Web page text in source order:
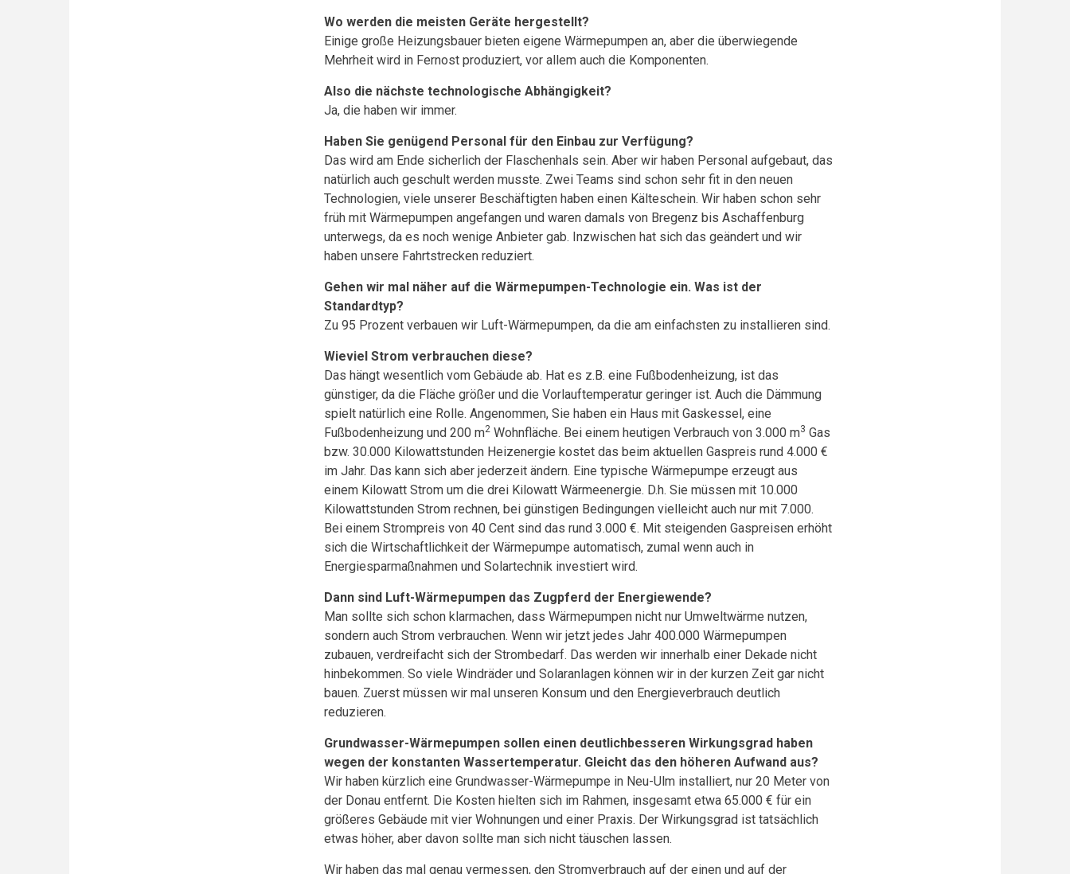
Wo werden die meisten Geräte hergestellt?
Einige große Heizungsbauer bieten eigene Wärmepumpen an, aber die überwiegende
Mehrheit wird in Fernost produziert, vor allem auch die Komponenten.
Also die nächste technologische Abhängigkeit?
Ja, die haben wir immer.
Haben Sie genügend Personal für den Einbau zur Verfügung?
Das wird am Ende sicherlich der Flaschenhals sein. Aber wir haben Personal aufgebaut, das
natürlich auch geschult werden musste. Zwei Teams sind schon sehr fit in den neuen
Technologien, viele unserer Beschäftigten haben einen Kälteschein. Wir haben schon sehr
früh mit Wärmepumpen angefangen und waren damals von Bregenz bis Aschaffenburg
unterwegs, da es noch wenige Anbieter gab. Inzwischen hat sich das geändert und wir
haben unsere Fahrtstrecken reduziert.
Gehen wir mal näher auf die Wärmepumpen-Technologie ein. Was ist der
Standardtyp?
Zu 95 Prozent verbauen wir Luft-Wärmepumpen, da die am einfachsten zu installieren sind.
Wieviel Strom verbrauchen diese?
Das hängt wesentlich vom Gebäude ab. Hat es z.B. eine Fußbodenheizung, ist das
günstiger, da die Fläche größer und die Vorlauftemperatur geringer ist. Auch die Dämmung
spielt natürlich eine Rolle. Angenommen, Sie haben ein Haus mit Gaskessel, eine
Fußbodenheizung und 200 m2 Wohnfläche. Bei einem heutigen Verbrauch von 3.000 m3 Gas
bzw. 30.000 Kilowattstunden Heizenergie kostet das beim aktuellen Gaspreis rund 4.000 €
im Jahr. Das kann sich aber jederzeit ändern. Eine typische Wärmepumpe erzeugt aus
einem Kilowatt Strom um die drei Kilowatt Wärmeenergie. D.h. Sie müssen mit 10.000
Kilowattstunden Strom rechnen, bei günstigen Bedingungen vielleicht auch nur mit 7.000.
Bei einem Strompreis von 40 Cent sind das rund 3.000 €. Mit steigenden Gaspreisen erhöht
sich die Wirtschaftlichkeit der Wärmepumpe automatisch, zumal wenn auch in
Energiesparmaßnahmen und Solartechnik investiert wird.
Dann sind Luft-Wärmepumpen das Zugpferd der Energiewende?
Man sollte sich schon klarmachen, dass Wärmepumpen nicht nur Umweltwärme nutzen,
sondern auch Strom verbrauchen. Wenn wir jetzt jedes Jahr 400.000 Wärmepumpen
zubauen, verdreifacht sich der Strombedarf. Das werden wir innerhalb einer Dekade nicht
hinbekommen. So viele Windräder und Solaranlagen können wir in der kurzen Zeit gar nicht
bauen. Zuerst müssen wir mal unseren Konsum und den Energieverbrauch deutlich
reduzieren.
Grundwasser-Wärmepumpen sollen einen deutlichbesseren Wirkungsgrad haben
wegen der konstanten Wassertemperatur. Gleicht das den höheren Aufwand aus?
Wir haben kürzlich eine Grundwasser-Wärmepumpe in Neu-Ulm installiert, nur 20 Meter von
der Donau entfernt. Die Kosten hielten sich im Rahmen, insgesamt etwa 65.000 € für ein
größeres Gebäude mit vier Wohnungen und einer Praxis. Der Wirkungsgrad ist tatsächlich
etwas höher, aber davon sollte man sich nicht täuschen lassen.
Wir haben das mal genau vermessen, den Stromverbrauch auf der einen und auf der